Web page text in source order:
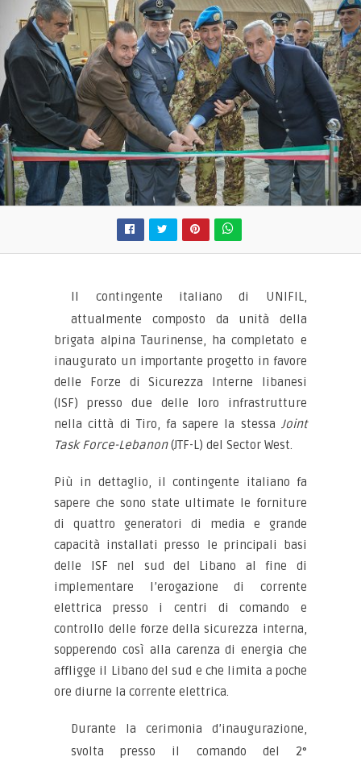
Il contingente italiano di UNIFIL,
attualmente composto da unità della
brigata alpina Taurinense, ha completato e
inaugurato un importante progetto in favore
delle Forze di Sicurezza Interne libanesi
(ISF) presso due delle loro infrastrutture
nella città di Tiro, fa sapere la stessa Joint
Task Force-Lebanon(JTF-L) del Sector West.
Più in dettaglio, il contingente italiano fa
sapere che sono state ultimate le forniture
di quattro generatori di media e grande
capacità installati presso le principali basi
delle ISF nel sud del Libano al fine di
implementare l’erogazione di corrente
elettrica presso i centri di comando e
controllo delle forze della sicurezza interna,
sopperendo così alla carenza di energia che
affligge il Libano del sud e che limita a poche
ore diurne la corrente elettrica.
Durante la cerimonia d’inaugurazione,
svolta presso il comando del 2°